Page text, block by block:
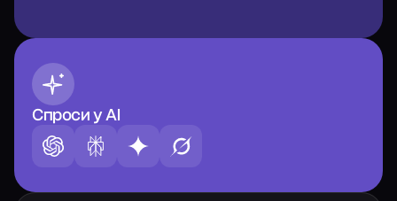
Спроси у AI